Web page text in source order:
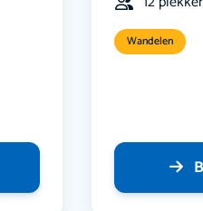
Wandelen